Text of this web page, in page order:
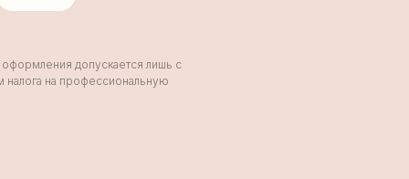
допускается лишь с
налога на профессиональную